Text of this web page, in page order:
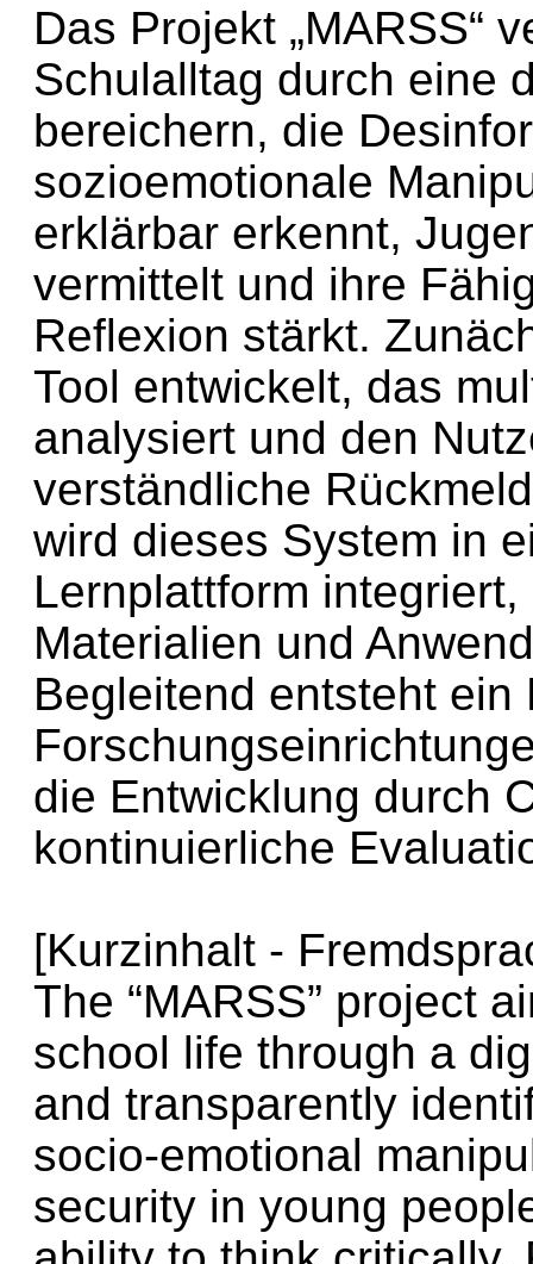
Das Projekt „MARSS“
Schulalltag durch eine
bereichern, die
sozioemotionale
erklärbar erkennt,
vermittelt und ihre
Reflexion stärkt.
Tool entwickelt, das
analysiert und den
verständliche
wird dieses System in
Lernplattform
Materialien und
Begleitend entsteht
die Entwicklung durch
kontinuierliche
[Kurzinhalt -
The “MARSS” project
school life through a
and transparently
socio-emotional
security in young